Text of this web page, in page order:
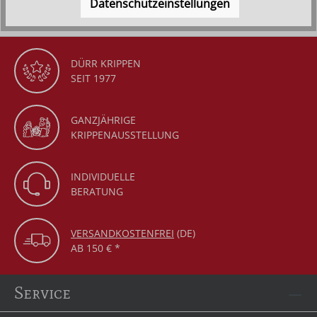
DÜRR KRIPPEN
SEIT 1977
GANZJÄHRIGE
KRIPPENAUSSTELLUNG
INDIVIDUELLE
BERATUNG
VERSANDKOSTENFREI (DE)
AB 150 € *
Service
Datenschutzeinstellungen